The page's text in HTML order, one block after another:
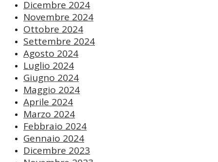
Dicembre 2024
Novembre 2024
Ottobre 2024
Settembre 2024
Agosto 2024
Luglio 2024
Giugno 2024
Maggio 2024
Aprile 2024
Marzo 2024
Febbraio 2024
Gennaio 2024
Dicembre 2023